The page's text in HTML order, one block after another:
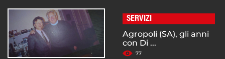
SERVIZI
Agropoli (SA), gli anni
con Di ...
77